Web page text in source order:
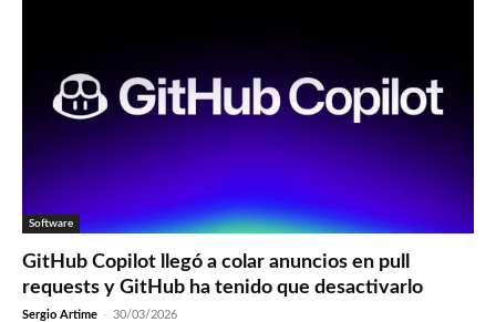
Software
GitHub Copilot llegó a colar anuncios en pull
requests y GitHub ha tenido que desactivarlo
Sergio Artime - 30/03/2026